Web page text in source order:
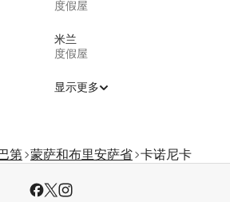
度假屋
米兰
度假屋
显示更多
第 蒙萨和布里安萨省 卡诺尼卡